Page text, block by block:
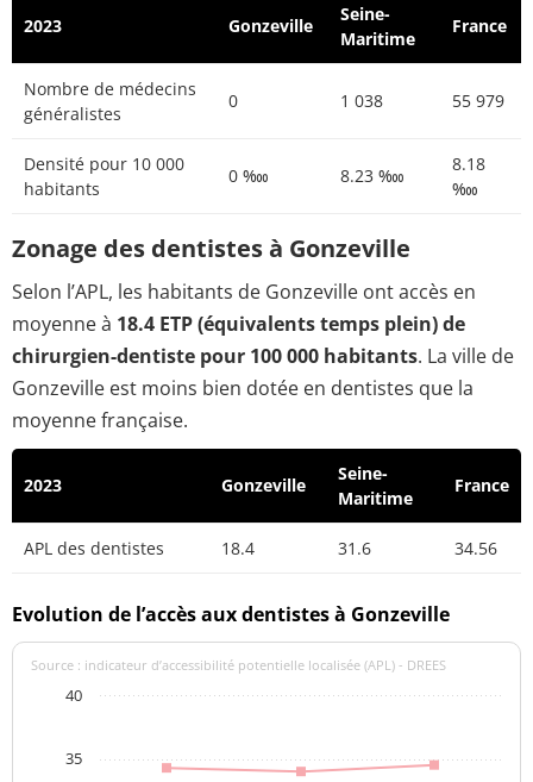
2023 Gonzeville
Seine-
Maritime
France
Nombre de médecins
généralistes
0 1 038 55 979
Densité pour 10 000
habitants
0 ‱ 8.23 ‱
8.18
‱
Zonage des dentistes à Gonzeville
Selon l’APL, les habitants de Gonzeville ont accès en
moyenne à 18.4 ETP (équivalents temps plein) de
chirurgien-dentiste pour 100 000 habitants. La ville de
Gonzeville est moins bien dotée en dentistes que la
moyenne française.
2023 Gonzeville
Seine-
Maritime
France
APL des dentistes 18.4 31.6 34.56
Evolution de l’accès aux dentistes à Gonzeville
Source : indicateur d’accessibilité potentielle localisée (APL) - DREES
35
40